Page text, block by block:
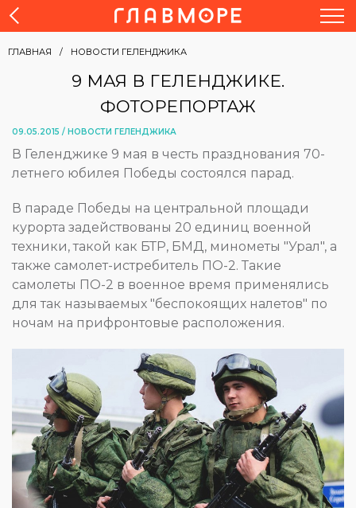
ГЛАВНАЯ НОВОСТИ ГЕЛЕНДЖИКА
9 МАЯ В ГЕЛЕНДЖИКЕ.
ФОТОРЕПОРТАЖ
09.05.2015 / НОВОСТИ ГЕЛЕНДЖИКА
В Геленджике 9 мая в честь празднования 70-
летнего юбилея Победы состоялся парад.
В параде Победы на центральной площади
курорта задействованы 20 единиц военной
техники, такой как БТР, БМД, минометы "Урал", а
также самолет-истребитель ПО-2. Такие
самолеты ПО-2 в военное время применялись
для так называемых "беспокоящих налетов" по
ночам на прифронтовые расположения.